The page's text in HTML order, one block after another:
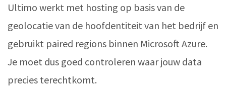
Ultimo werkt met hosting op basis van de
geolocatie van de hoofdentiteit van het bedrijf en
gebruikt paired regions binnen Microsoft Azure.
Je moet dus goed controleren waar jouw data
precies terechtkomt.